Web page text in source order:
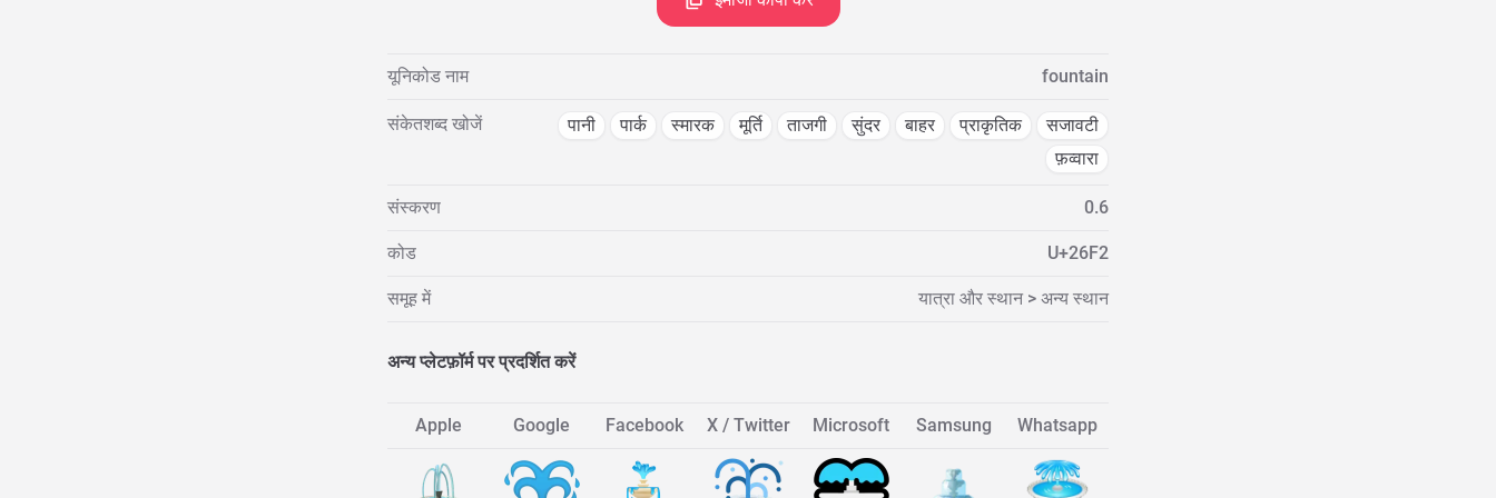
यूनिकोड नाम fountain
संकेतशब्द खोजें पानी पार्क स्मारक मूर्ति ताजगी सुंदर बाहर प्राकृतिक
सजावटी
फ़व्वारा
संस्करण 0.6
कोड U+26F2
समूह में यात्रा और स्थान > अन्य स्थान
अन्य प्लेटफ़ॉर्म पर प्रदर्शित करें
Apple Google Facebook X / Twitter Microsoft Samsung Whatsapp